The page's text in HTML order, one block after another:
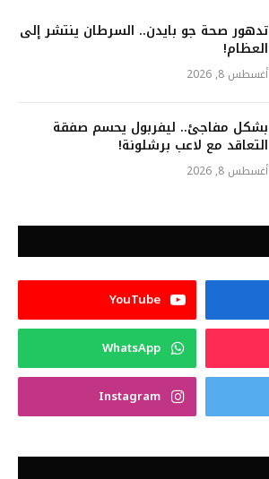
تدهور صحة جو بايدن.. السرطان ينتشر إلى
العظام!
أغسطس 8, 2026
بشكل مفاجئ.. ليفربول يحسم صفقة
التعاقد مع لاعب برشلونة!
أغسطس 8, 2026
YouTube
WhatsApp
Instagram